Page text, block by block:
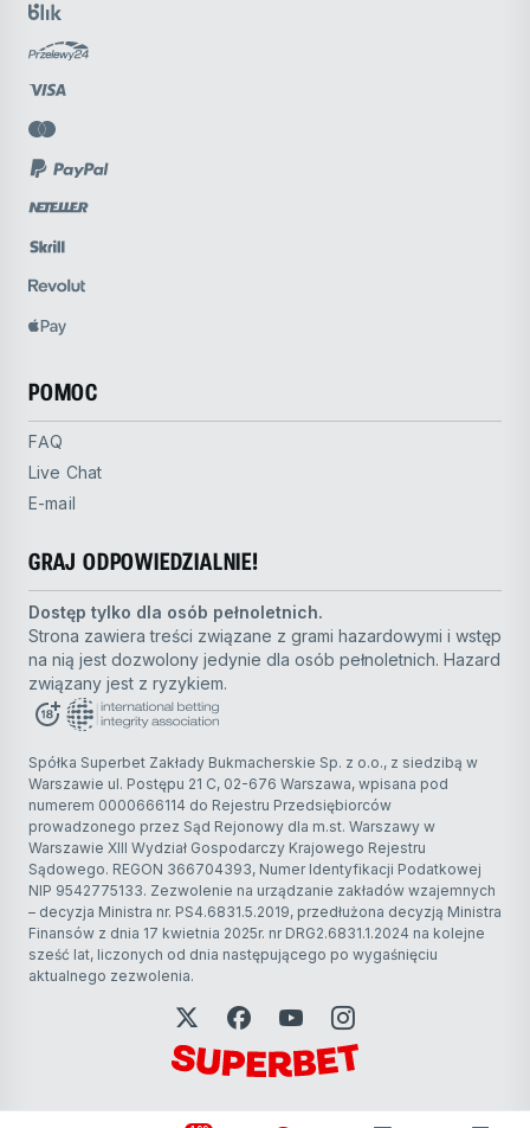
POMOC
FAQ
Live Chat
E-mail
GRAJ ODPOWIEDZIALNIE!
Dostęp tylko dla osób pełnoletnich.
Strona zawiera treści związane z grami hazardowymi i wstęp
na nią jest dozwolony jedynie dla osób pełnoletnich. Hazard
związany jest z ryzykiem.
Spółka Superbet Zakłady Bukmacherskie Sp. z o.o., z siedzibą w
Warszawie ul. Postępu 21 C, 02-676 Warszawa, wpisana pod
numerem 0000666114 do Rejestru Przedsiębiorców
prowadzonego przez Sąd Rejonowy dla m.st. Warszawy w
Warszawie XIII Wydział Gospodarczy Krajowego Rejestru
Sądowego. REGON 366704393, Numer Identyfikacji Podatkowej
NIP 9542775133. Zezwolenie na urządzanie zakładów wzajemnych
– decyzja Ministra nr. PS4.6831.5.2019, przedłużona decyzją Ministra
Finansów z dnia 17 kwietnia 2025r. nr DRG2.6831.1.2024 na kolejne
sześć lat, liczonych od dnia następującego po wygaśnięciu
aktualnego zezwolenia.